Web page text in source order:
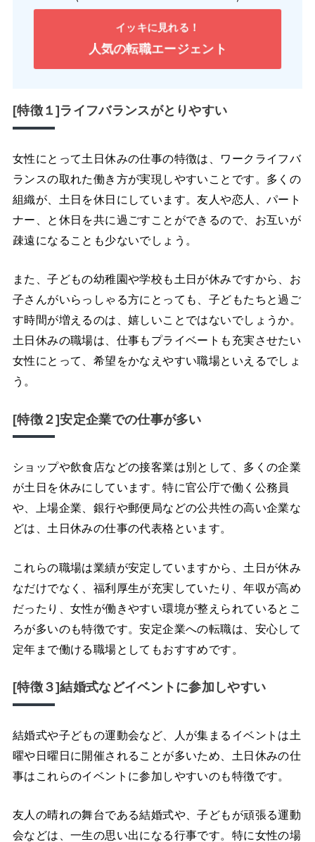
イッキに見れる！
人気の転職エージェント
[特徴１]ライフバランスがとりやすい
女性にとって土日休みの仕事の特徴は、ワークライフバ
ランスの取れた働き方が実現しやすいことです。多くの
組織が、土日を休日にしています。友人や恋人、パート
ナー、と休日を共に過ごすことができるので、お互いが
疎遠になることも少ないでしょう。
また、子どもの幼稚園や学校も土日が休みですから、お
子さんがいらっしゃる方にとっても、子どもたちと過ご
す時間が増えるのは、嬉しいことではないでしょうか。
土日休みの職場は、仕事もプライベートも充実させたい
女性にとって、希望をかなえやすい職場といえるでしょ
う。
[特徴２]安定企業での仕事が多い
ショップや飲食店などの接客業は別として、多くの企業
が土日を休みにしています。特に官公庁で働く公務員
や、上場企業、銀行や郵便局などの公共性の高い企業な
どは、土日休みの仕事の代表格といます。
これらの職場は業績が安定していますから、土日が休み
なだけでなく、福利厚生が充実していたり、年収が高め
だったり、女性が働きやすい環境が整えられているとこ
ろが多いのも特徴です。安定企業への転職は、安心して
定年まで働ける職場としてもおすすめです。
[特徴３]結婚式などイベントに参加しやすい
結婚式や子どもの運動会など、人が集まるイベントは土
曜や日曜日に開催されることが多いため、土日休みの仕
事はこれらのイベントに参加しやすいのも特徴です。
友人の晴れの舞台である結婚式や、子どもが頑張る運動
会などは、一生の思い出になる行事です。特に女性の場